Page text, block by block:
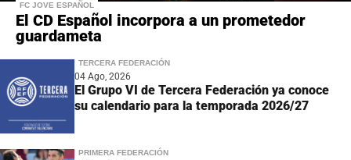
FC JOVE ESPAÑOL
El CD Español incorpora a un prometedor
guardameta
TERCERA FEDERACIÓN
04 Ago, 2026
El Grupo VI de Tercera Federación ya conoce
su calendario para la temporada 2026/27
PRIMERA FEDERACIÓN